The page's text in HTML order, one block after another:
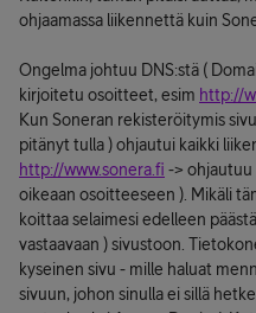
ohjaamassa liikennettä kuin
Ongelma johtuu DNS:stä (
kirjoitetu osoitteet, esim http://
Kun Soneran rekisteröitymis
pitänyt tulla ) ohjautui kaikki
http://www.sonera.fi -> ohjautuu
oikeaan osoitteeseen ). Mikäli
koittaa selaimesi edelleen
vastaavaan ) sivustoon.
kyseinen sivu - mille haluat
sivuun, johon sinulla ei sillä